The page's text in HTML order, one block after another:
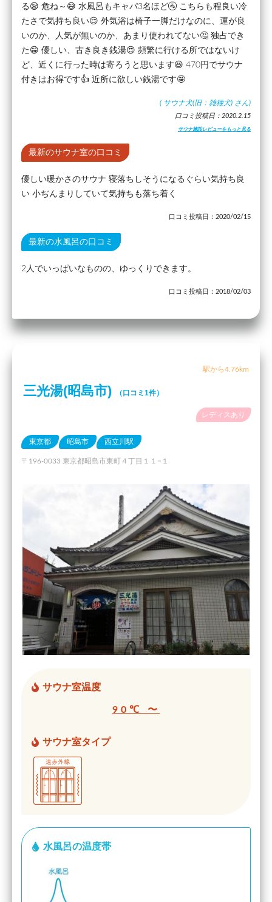
る😪 危ね～😅 水風呂もキャパ3名ほど🚰 こちらも程良い冷
たさで気持ち良い😌 外気浴は椅子一脚だけなのに、運が良
いのか、人気が無いのか、あまり使われてない🤔 独占でき
た😁 優しい、古き良き銭湯😍 頻繁に行ける所ではないけ
ど、近くに行った時は寄ろうと思います😆 470円でサウナ
付きはお得です👍 近所に欲しい銭湯です🤩
( サウナ犬(旧：雑種犬) さん)
口コミ投稿日：2020.2.15
サウナ施設レビューをもっと見る
最新のサウナ室の口コミ
優しい暖かさのサウナ 寝落ちしそうになるぐらい気持ち良
い 小ぢんまりしていて気持ちも落ち着く
口コミ投稿日：2020/02/15
最新の水風呂の口コミ
2人でいっぱいなものの、ゆっくりできます。
口コミ投稿日：2018/02/03
駅から4.76km
三光湯(昭島市) （口コミ1件）
レディスあり
東京都 昭島市 西立川駅
〒196-0033 東京都昭島市東町４丁目１１−１
サウナ室温度
90℃ 〜
サウナ室タイプ
水風呂の温度帯